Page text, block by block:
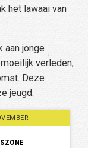
het lawaai van
aan jonge
verleden,
Deze
jeugd.